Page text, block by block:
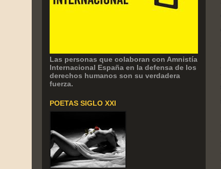
Las personas que colaboran con Amnistía
Internacional España en la defensa de los
derechos humanos son su verdadera
fuerza.
POETAS SIGLO XXI